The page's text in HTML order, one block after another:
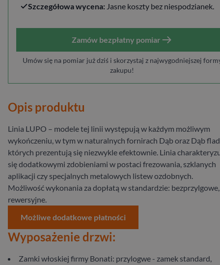
Szczegółowa wycena: Jasne koszty bez niespodzianek.
Zamów bezpłatny pomiar
Umów się na pomiar już dziś i skorzystaj z najwygodniejszej
zakupu!
Opis produktu
Linia LUPO – modele tej linii występują w każdym możliwym
wykończeniu, w tym w naturalnych fornirach Dąb oraz Dąb
których prezentują się niezwykle efektownie. Linia
się dodatkowymi zdobieniami w postaci frezowania, szklanych
aplikacji czy specjalnych metalowych listew ozdobnych.
Możliwość wykonania za dopłatą w standardzie: bezprzylgowe,
rewersyjne.
Możliwe dodatkowe płatności
Wyposażenie drzwi:
Zamki włoskiej firmy Bonati: przylogwe - zamek standard,